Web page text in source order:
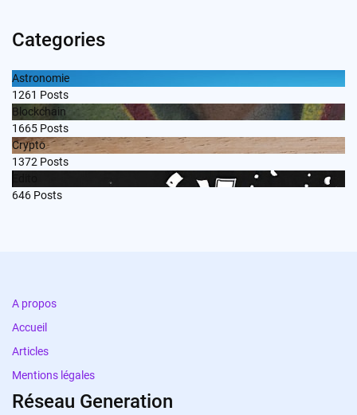
Categories
Astronomie
1261 Posts
Blockchain
1665 Posts
Crypto
1372 Posts
646 Posts
A propos
Accueil
Articles
Mentions légales
Réseau Generation